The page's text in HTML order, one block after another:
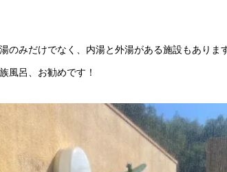
のみだけでなく、内湯と外湯がある施設もありま
風呂、お勧めです！